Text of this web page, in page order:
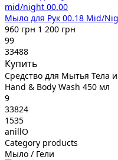
mid/night 00.00
Мыло для Рук 00.18 Mid/
960 грн 1 200 грн
99
33488
Купить
Средство для Мытья Тела
Hand & Body Wash 450 мл
9
33824
1535
anillO
Category products
Мыло / Гели